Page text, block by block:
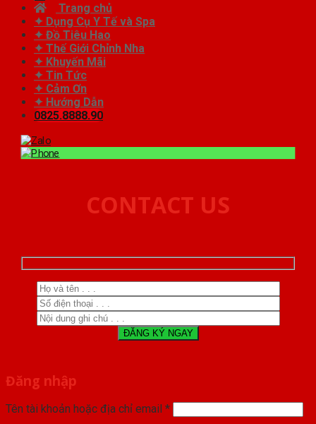
Trang chủ
✦ Dụng Cụ Y Tế và Spa
✦ Đồ Tiêu Hao
✦ Thế Giới Chỉnh Nha
✦ Khuyến Mãi
✦ Tin Tức
✦ Cảm Ơn
✦ Hướng Dẫn
0825.8888.90
CONTACT US
Đăng nhập
Tên tài khoản hoặc địa chỉ email *